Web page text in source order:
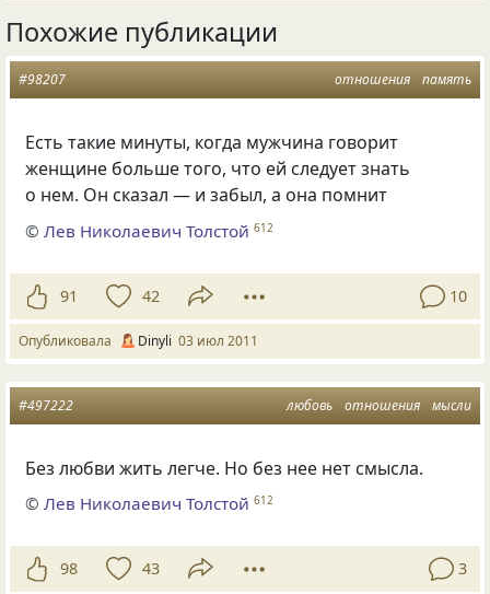
Похожие публикации
отношения память
#98207
Есть такие минуты, когда мужчина говорит
женщине больше того, что ей следует знать
о нем. Он сказал — и забыл, а она помнит
©Лев Николаевич Толстой 612
91 42 10
Опубликовала Dinyli 03 июл 2011
любовь отношения мысли
#497222
Без любви жить легче. Но без нее нет смысла.
©Лев Николаевич Толстой 612
98 43 3